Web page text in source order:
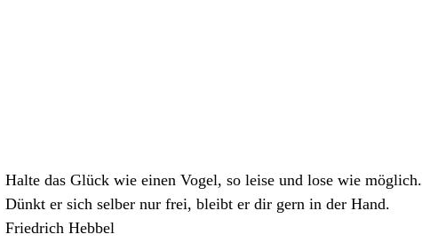
Halte das Glück wie einen Vogel, so leise und lose wie möglich.
Dünkt er sich selber nur frei, bleibt er dir gern in der Hand.
Friedrich Hebbel